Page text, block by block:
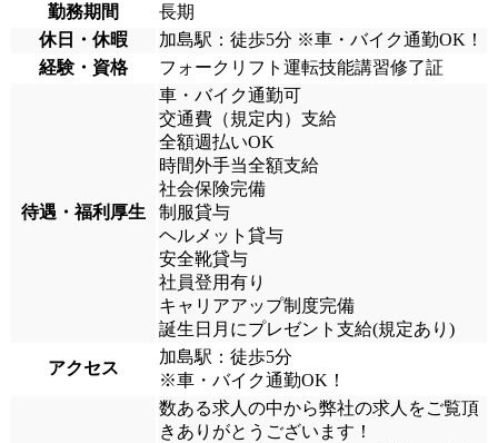
勤務期間
長期
休日・休暇
加島駅：徒歩5分 ※車・バイク通勤OK！
経験・資格
フォークリフト運転技能講習修了証
待遇・福利厚生
車・バイク通勤可
交通費（規定内）支給
全額週払いOK
時間外手当全額支給
社会保険完備
制服貸与
ヘルメット貸与
安全靴貸与
社員登用有り
キャリアアップ制度完備
誕生日月にプレゼント支給(規定あり)
アクセス
加島駅：徒歩5分
※車・バイク通勤OK！
数ある求人の中から弊社の求人をご覧頂
きありがとうございます！